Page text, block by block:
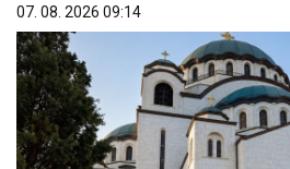
07. 08. 2026 09:14